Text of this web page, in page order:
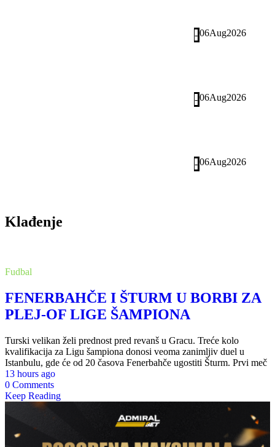
- 06Aug2026
- 06Aug2026
- 06Aug2026
Klađenje
Fudbal
FENERBAHČE I ŠTURM U BORBI ZA
PLEJ-OF LIGE ŠAMPIONA
Turski velikan želi prednost pred revanš u Gracu. Treće kolo
kvalifikacija za Ligu šampiona donosi veoma zanimljiv duel u
Istanbulu, gde će od 20 časova Fenerbahče ugostiti Šturm. Prvi meč
13 hours ago
0 Comments
Keep Reading